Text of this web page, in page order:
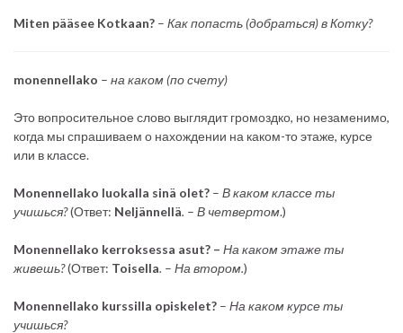
Miten pääsee Kotkaan? – Как попасть (добраться) в Котку?
monennellako – на каком (по счету)
Это вопросительное слово выглядит громоздко, но незаменимо,
когда мы спрашиваем о нахождении на каком-то этаже, курсе
или в классе.
Monennellako luokalla sinä olet? – В каком классе ты
учишься?(Ответ: Neljännellä. – В четвертом.)
Monennellako kerroksessa asut? – На каком этаже ты
живешь?(Ответ: Toisella. – На втором.)
Monennellako kurssilla opiskelet? – На каком курсе ты
учишься?